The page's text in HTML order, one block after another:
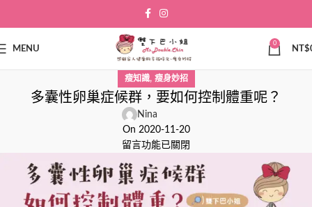
MENU
0
NT$
瘦知識, 瘦身妙招
多囊性卵巢症候群，要如何控制體重呢？
Nina
On 2020-11-20
留言功能已關閉